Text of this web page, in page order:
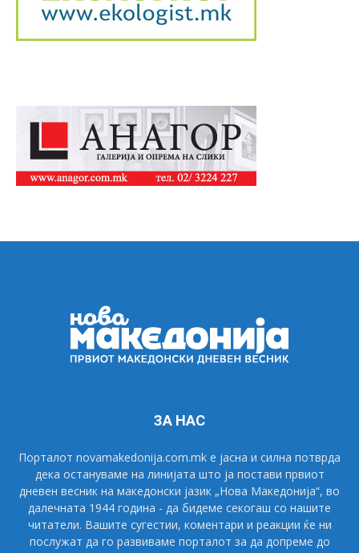
ЗА НАС
Порталот novamakedonija.com.mk е јасна и силна потврда
дека остануваме на линијата што ја постави првиот
дневен весник на македонски јазик „Нова Македонија“, во
далечната 1944 година - да бидеме секогаш со нашите
читатели. Вашите сугестии, коментари и реакции ќе ни
послужат да го развиваме порталот за да допреме до